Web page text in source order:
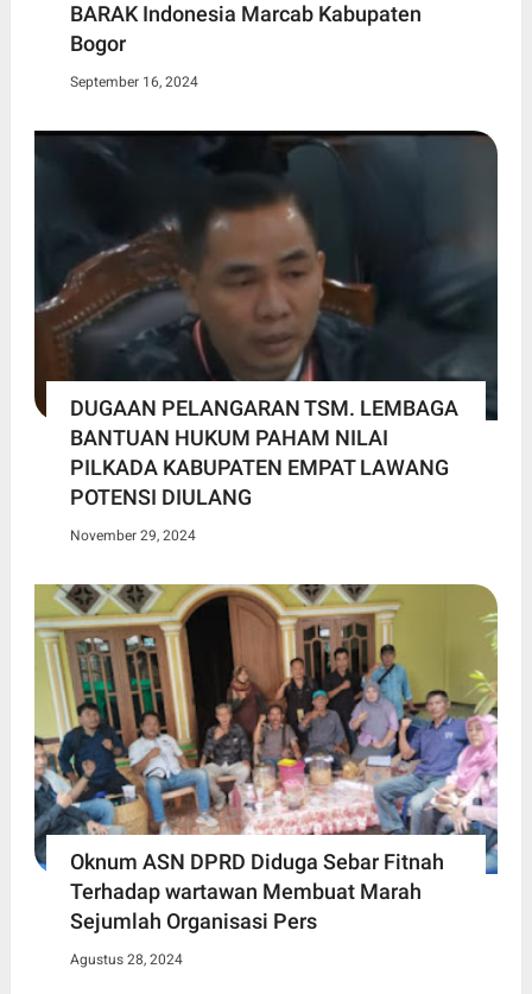
BARAK Indonesia Marcab Kabupaten
Bogor
September 16, 2024
DUGAAN PELANGARAN TSM. LEMBAGA
BANTUAN HUKUM PAHAM NILAI
PILKADA KABUPATEN EMPAT LAWANG
POTENSI DIULANG
November 29, 2024
Oknum ASN DPRD Diduga Sebar Fitnah
Terhadap wartawan Membuat Marah
Sejumlah Organisasi Pers
Agustus 28, 2024